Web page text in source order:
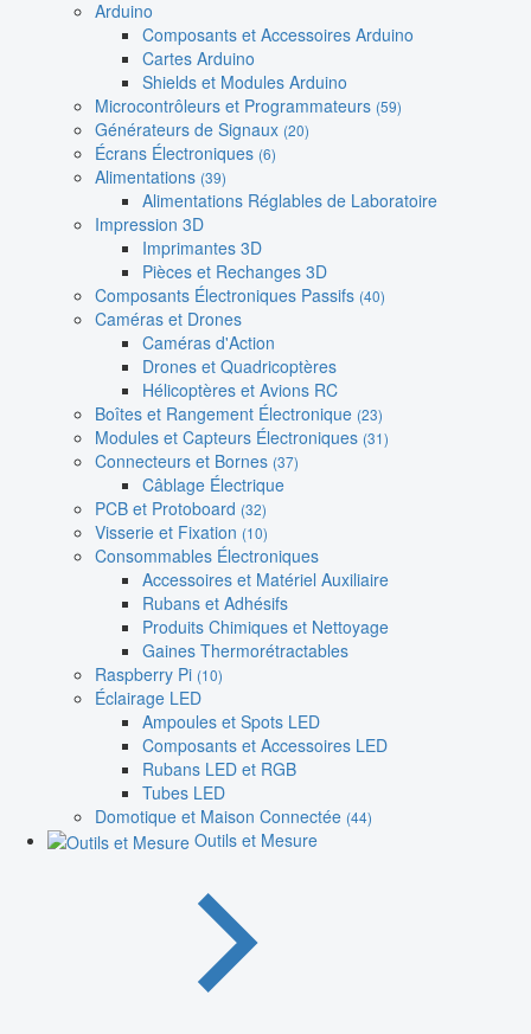
Arduino
Composants et Accessoires Arduino
Cartes Arduino
Shields et Modules Arduino
Microcontrôleurs et Programmateurs (59)
Générateurs de Signaux (20)
Écrans Électroniques (6)
Alimentations (39)
Alimentations Réglables de Laboratoire
Impression 3D
Imprimantes 3D
Pièces et Rechanges 3D
Composants Électroniques Passifs (40)
Caméras et Drones
Caméras d'Action
Drones et Quadricoptères
Hélicoptères et Avions RC
Boîtes et Rangement Électronique (23)
Modules et Capteurs Électroniques (31)
Connecteurs et Bornes (37)
Câblage Électrique
PCB et Protoboard (32)
Visserie et Fixation (10)
Consommables Électroniques
Accessoires et Matériel Auxiliaire
Rubans et Adhésifs
Produits Chimiques et Nettoyage
Gaines Thermorétractables
Raspberry Pi (10)
Éclairage LED
Ampoules et Spots LED
Composants et Accessoires LED
Rubans LED et RGB
Tubes LED
Domotique et Maison Connectée (44)
Outils et Mesure